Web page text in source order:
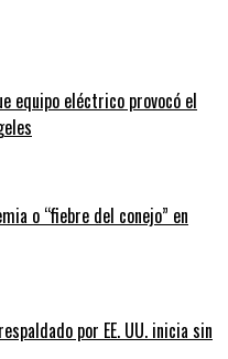
equipo eléctrico provocó el
o “fiebre del conejo” en
por EE. UU. inicia sin